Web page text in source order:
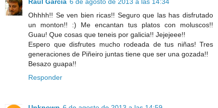
Ohhhh!! Se ven bien ricas!! Seguro que las has disfrutado
un monton!! :) Me encantan tus platos con moluscos!!
Guau! Que cosas que teneis por galicia!! Jejejeee!!
Espero que disfrutes mucho rodeada de tus niñas! Tres
generaciones de Piñeiro juntas tiene que ser una gozada!!
Besazo guapa!!
Responder